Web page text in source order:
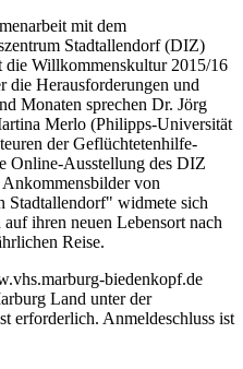
mit dem
Stadtallendorf (DIZ)
die Willkommenskultur 2015/16
die Herausforderungen und
Monaten sprechen Dr. Jörg
Merlo (Philipps-Universität
der Geflüchtetenhilfe-
Online-Ausstellung des DIZ
von
widmete sich
ihren neuen Lebensort nach
Reise.
biedenkopf.de
Land unter der
erforderlich. Anmeldeschluss ist